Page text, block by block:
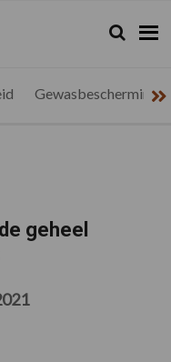
Zoeken...
Zoek
Gewasbescherming
geheel